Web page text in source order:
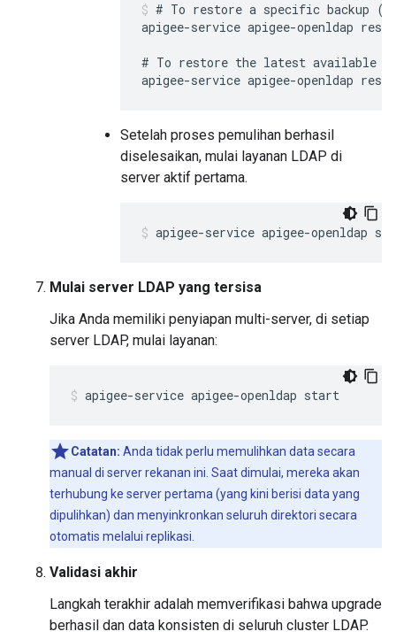
# To restore a specific backup
apigee-service apigee-openldap
# To restore the latest available
apigee-service apigee-openldap
Setelah proses pemulihan berhasil
diselesaikan, mulai layanan LDAP di
server aktif pertama.
apigee-service apigee-openldap
Mulai server LDAP yang tersisa
Jika Anda memiliki penyiapan multi-server, di setiap
server LDAP, mulai layanan:
apigee-service apigee-openldap start
Catatan: Anda tidak perlu memulihkan data secara
manual di server rekanan ini. Saat dimulai, mereka akan
terhubung ke server pertama (yang kini berisi data yang
dipulihkan) dan menyinkronkan seluruh direktori secara
otomatis melalui replikasi.
Validasi akhir
Langkah terakhir adalah memverifikasi bahwa upgrade
berhasil dan data konsisten di seluruh cluster LDAP.